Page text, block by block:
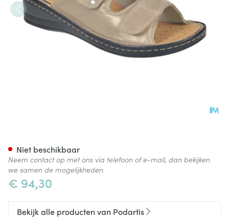
€ 94,30
Niet beschikbaar
Neem contact op met ons via telefoon of e-mail, dan bekijken
we samen de mogelijkheden.
Bekijk alle producten van Podartis